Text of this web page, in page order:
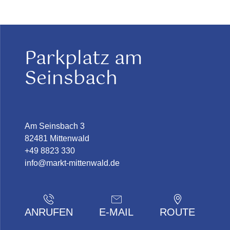
Parkplatz am
Seinsbach
Am Seinsbach 3
82481 Mittenwald
+49 8823 330
info@markt-mittenwald.de
ANRUFEN E-MAIL ROUTE